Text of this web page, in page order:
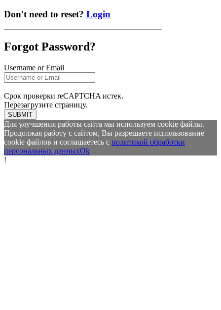
Don't need to reset? Login
Forgot Password?
Username or Email
Срок проверки reCAPTCHA истек.
Перезагрузите страницу.
SUBMIT
Для улучшения работы сайта мы используем cookie файлы.
Продолжая работу с сайтом, Вы разрешаете использование
cookie файлов и соглашаетесь с политикой обработки
персональных данныхOk
!